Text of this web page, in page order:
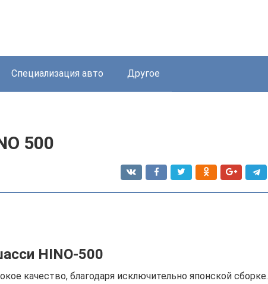
Специализация авто Другое
500
HINO-500
качество, благодаря исключительно японской сборке.